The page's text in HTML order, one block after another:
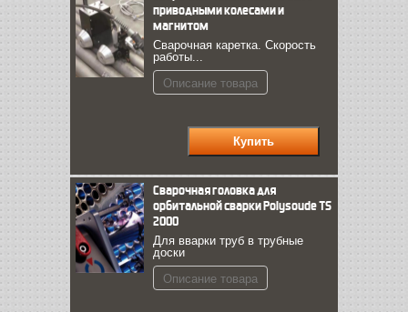
приводными колесами и
магнитом
Сварочная каретка. Скорость
работы...
Описание товара
Сварочная головка для
орбитальной сварки Polysoude TS
2000
Для вварки труб в трубные
доски
Описание товара